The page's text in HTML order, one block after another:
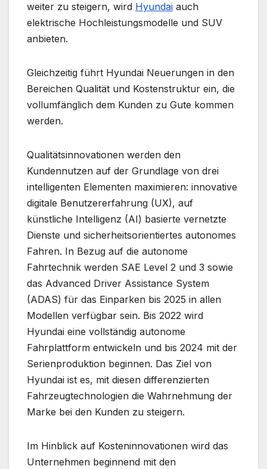
weiter zu steigern, wird Hyundai auch
elektrische Hochleistungsmodelle und SUV
anbieten.
Gleichzeitig führt Hyundai Neuerungen in den
Bereichen Qualität und Kostenstruktur ein, die
vollumfänglich dem Kunden zu Gute kommen
werden.
Qualitätsinnovationen werden den
Kundennutzen auf der Grundlage von drei
intelligenten Elementen maximieren: innovative
digitale Benutzererfahrung (UX), auf
künstliche Intelligenz (AI) basierte vernetzte
Dienste und sicherheitsorientiertes autonomes
Fahren. In Bezug auf die autonome
Fahrtechnik werden SAE Level 2 und 3 sowie
das Advanced Driver Assistance System
(ADAS) für das Einparken bis 2025 in allen
Modellen verfügbar sein. Bis 2022 wird
Hyundai eine vollständig autonome
Fahrplattform entwickeln und bis 2024 mit der
Serienproduktion beginnen. Das Ziel von
Hyundai ist es, mit diesen differenzierten
Fahrzeugtechnologien die Wahrnehmung der
Marke bei den Kunden zu steigern.
Im Hinblick auf Kosteninnovationen wird das
Unternehmen beginnend mit den